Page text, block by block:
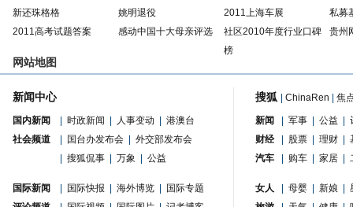
新还珠格格
姚明退役 2011上海车展
私募
2011高考试题答案
感动中国十大母亲评选
社区2010年度行业口碑
榜
贵州
网站地图
新闻中心
国内新闻 时政新闻 人事变动
港澳台
国台办发布会 外交部发布会
社会频道
搜狐侃事 万象 公益
国际新闻 国际快报 海外博览
国际专题
搜狐 ChinaRen 焦
新闻 军事 公益
财经
股票 理财
汽车
购车 家居
女人 母婴 新娘